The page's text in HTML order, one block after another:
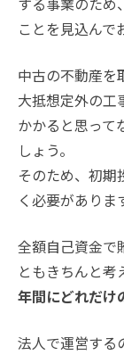
ことを見込んで
中古の不動産を
大抵想定外の工
かかると思っ
しょう。
そのため、初期
く必要がありま
全額自己資金で
ともきちんと考
年間にどれだけ
法人で運営する